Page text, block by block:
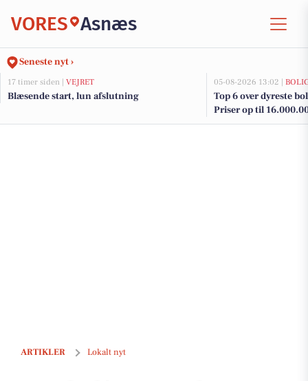
VORES Asnæs
Seneste nyt ›
17 timer siden | VEJRET
Blæsende start, lun afslutning
05-08-2026 13:02 |
Top 6 over dyreste
Priser op til
ARTIKLER Lokalt nyt
Mød dine naboer - bliv portrætteret på VORES